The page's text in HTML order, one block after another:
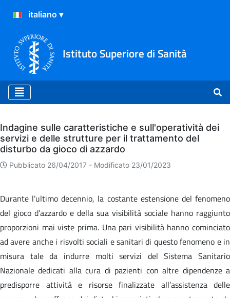
Istituto Superiore di Sanità
Archivio
Indagine sulle caratteristiche e sull'operatività dei
servizi e delle strutture per il trattamento del
disturbo da gioco di azzardo
Pubblicato 26/04/2017 - Modificato 23/01/2023
Durante l’ultimo decennio, la costante estensione del fenomeno
del gioco d’azzardo e della sua visibilità sociale hanno raggiunto
proporzioni mai viste prima. Una pari visibilità hanno cominciato
ad avere anche i risvolti sociali e sanitari di questo fenomeno e in
misura tale da indurre molti servizi del Sistema Sanitario
Nazionale dedicati alla cura di pazienti con altre dipendenze a
predisporre attività e risorse finalizzate all’assistenza delle